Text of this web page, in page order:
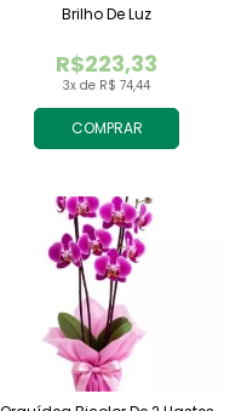
COMPRAR
3x de R$ 74,44
R$223,33
Brilho De Luz